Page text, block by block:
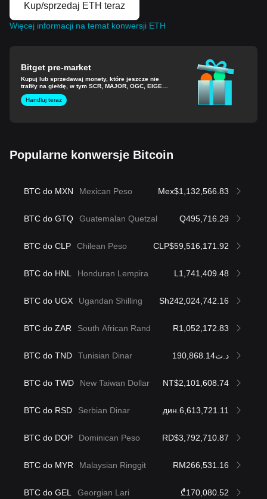
Kup/sprzedaj ETH teraz
Więcej informacji na temat konwersji ETH
Bitget pre-market
Kupuj lub sprzedawaj monety, które jeszcze nie
trafiły na giełdę, w tym SCR, MAJOR, OGC, EIGEN
i nie tylko.
Handluj teraz
Popularne konwersje Bitcoin
BTC do MXN Mexican Peso Mex$1,132,566.83
BTC do GTQ Guatemalan Quetzal Q495,716.29
BTC do CLP Chilean Peso CLP$59,516,171.92
BTC do HNL Honduran Lempira L1,741,409.48
BTC do UGX Ugandan Shilling Sh242,024,742.16
BTC do ZAR South African Rand R1,052,172.83
BTC do TND Tunisian Dinar د.ت190,868.14
BTC do TWD New Taiwan Dollar NT$2,101,608.74
BTC do RSD Serbian Dinar дин.6,613,721.11
BTC do DOP Dominican Peso RD$3,792,710.87
BTC do MYR Malaysian Ringgit RM266,531.16
BTC do GEL Georgian Lari ₾170,080.52